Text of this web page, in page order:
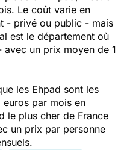
Le coût varie en
- privé ou public - mais
est le département où
un prix moyen de 1
les Ehpad sont les
par mois en
le plus cher de France
un prix par personne